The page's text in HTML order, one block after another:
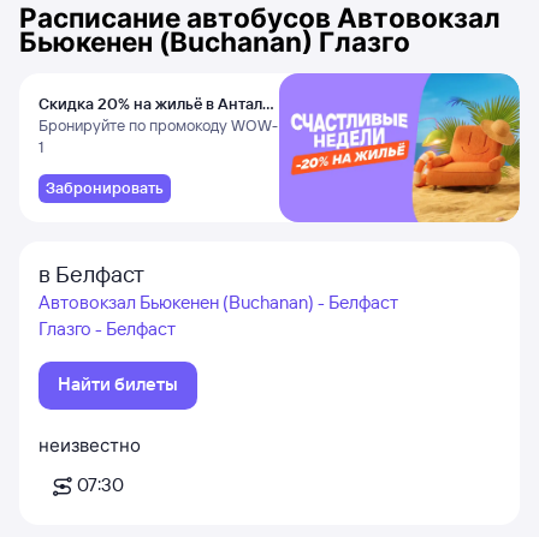
Расписание автобусов Автовокзал
Бьюкенен (Buchanan) Глазго
Скидка 20% на жильё в Анталье
и Даламане
Бронируйте по промокоду WOW-
1
Забронировать
в Белфаст
Автовокзал Бьюкенен (Buchanan) - Белфаст
Глазго - Белфаст
Найти билеты
неизвестно
07:30